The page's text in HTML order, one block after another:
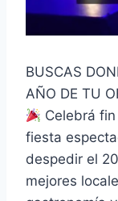
BUSCAS
AÑO DE TU
Celebrá
fiesta
despedir el
mejores